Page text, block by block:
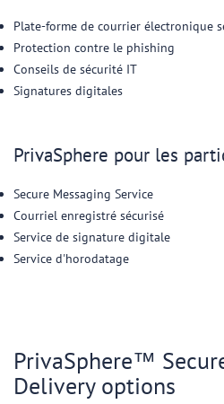
Plate-forme de courrier électronique
Protection contre le phishing
Conseils de sécurité IT
Signatures digitales
PrivaSphere pour les
Secure Messaging Service
Courriel enregistré sécurisé
Service de signature digitale
Service d'horodatage
PrivaSphere™
Delivery options